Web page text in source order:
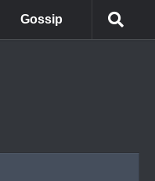
Gossip